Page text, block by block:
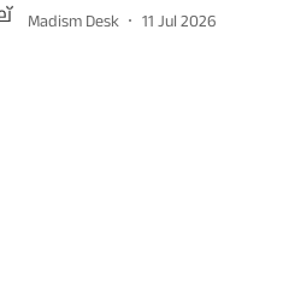
Madism Desk 11 Jul 2026